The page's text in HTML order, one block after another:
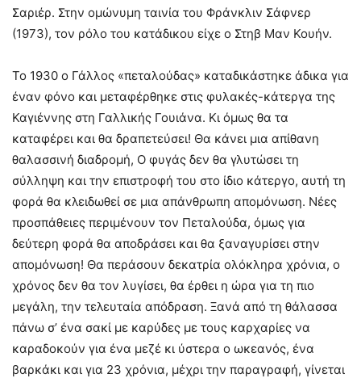
Σαριέρ. Στην ομώνυμη ταινία του Φράνκλιν Σάφνερ
(1973), τον ρόλο του κατάδικου είχε ο Στηβ Μαν Κουήν.
Το 1930 ο Γάλλος «πεταλούδας» καταδικάστηκε άδικα για
έναν φόνο και μεταφέρθηκε στις φυλακές-κάτεργα της
Καγιέννης στη Γαλλικής Γουιάνα. Κι όμως θα τα
καταφέρει και θα δραπετεύσει! Θα κάνει μια απίθανη
θαλασσινή διαδρομή, Ο φυγάς δεν θα γλυτώσει τη
σύλληψη και την επιστροφή του στο ίδιο κάτεργο, αυτή τη
φορά θα κλειδωθεί σε μια απάνθρωπη απομόνωση. Νέες
προσπάθειες περιμένουν τον Πεταλούδα, όμως για
δεύτερη φορά θα αποδράσει και θα ξαναγυρίσει στην
απομόνωση! Θα περάσουν δεκατρία ολόκληρα χρόνια, ο
χρόνος δεν θα τον λυγίσει, θα έρθει η ώρα για τη πιο
μεγάλη, την τελευταία απόδραση. Ξανά από τη θάλασσα
πάνω σ’ ένα σακί με καρύδες με τους καρχαρίες να
καραδοκούν για ένα μεζέ κι ύστερα ο ωκεανός, ένα
βαρκάκι και για 23 χρόνια, μέχρι την παραγραφή, γίνεται